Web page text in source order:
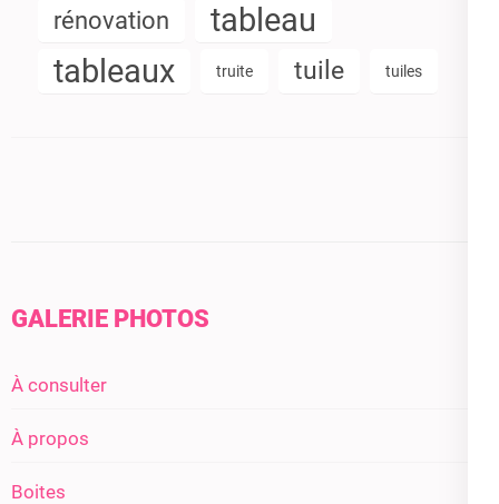
rénovation
tableau
tableaux
truite tuile tuiles
GALERIE PHOTOS
À consulter
À propos
Boites